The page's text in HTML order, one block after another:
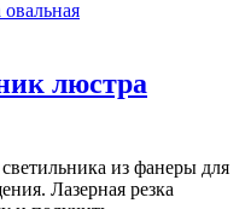
люстра
из фанеры для
Лазерная резка